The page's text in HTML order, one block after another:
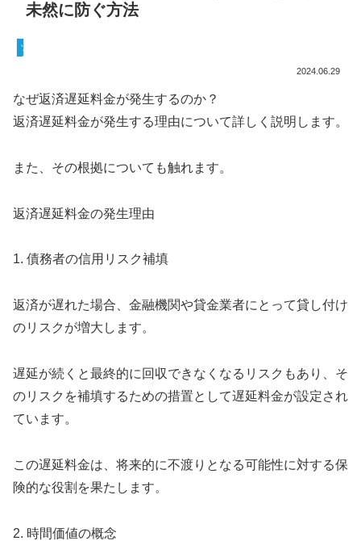
未然に防ぐ方法
ソフト闇金
2024.06.29
なぜ返済遅延料金が発生するのか？
返済遅延料金が発生する理由について詳しく説明します。
また、その根拠についても触れます。
返済遅延料金の発生理由
1. 債務者の信用リスク補填
返済が遅れた場合、金融機関や貸金業者にとって貸し付け
のリスクが増大します。
遅延が続くと最終的に回収できなくなるリスクもあり、そ
のリスクを補填するための措置として遅延料金が設定され
ています。
この遅延料金は、将来的に不渡りとなる可能性に対する保
険的な役割を果たします。
2. 時間価値の概念